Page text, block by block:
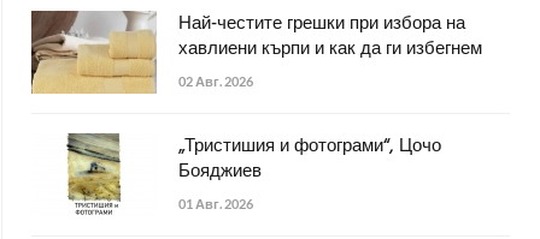
Най-честите грешки при избора на
хавлиени кърпи и как да ги избегнем
02 Авг. 2026
„Тристишия и фотограми“, Цочо
Бояджиев
01 Авг. 2026